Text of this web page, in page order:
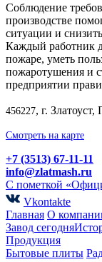
Соблюдение
производстве
ситуации и
Каждый работник
пожаре, уметь
пожаротушения и
предприятии
456227, г.
Смотреть на карте
+7 (3513) 67-11-11
info@zlatmash.ru
С пометкой
Vkontakte
Главная О
Завод сегодня
Продукция
Бытовые плиты